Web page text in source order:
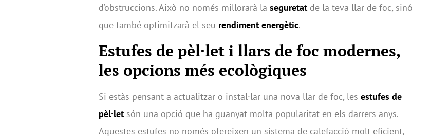
d’obstruccions. Això no només millorarà la seguretat de la teva llar de foc, sinó
que també optimitzarà el seu rendiment energètic.
Estufes de pèl·let i llars de foc modernes,
les opcions més ecològiques
Si estàs pensant a actualitzar o instal·lar una nova llar de foc, les estufes de
pèl·let són una opció que ha guanyat molta popularitat en els darrers anys.
Aquestes estufes no només ofereixen un sistema de calefacció molt eficient,